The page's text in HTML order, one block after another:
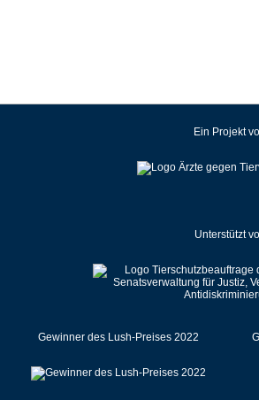
Ein Projekt
Unterstützt
Gewinner des Lush-Preises 2022